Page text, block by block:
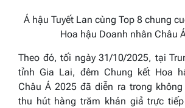
Á hậu Tuyết Lan cùng Top 8 chung
Hoa hậu Doanh nhân Châu
Theo đó, tối ngày 31/10/2025, tại
tỉnh Gia Lai, đêm Chung kết Hoa
Châu Á 2025 đã diễn ra trong
thu hút hàng trăm khán giả trực